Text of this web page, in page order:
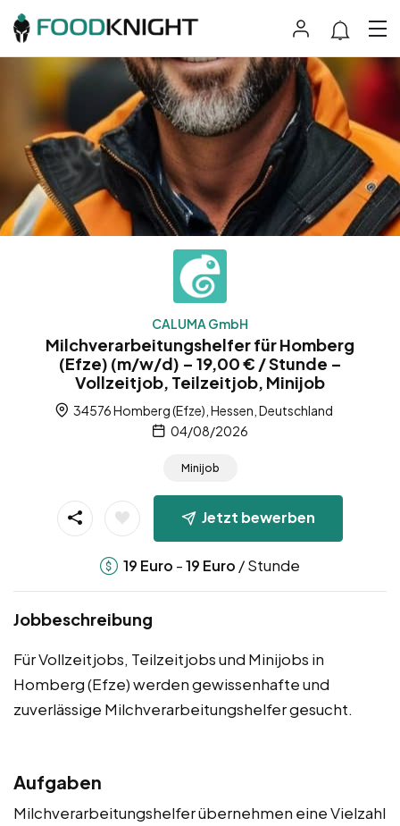
CALUMA GmbH
Milchverarbeitungshelfer für Homberg
(Efze) (m/w/d) – 19,00 € / Stunde –
Vollzeitjob, Teilzeitjob, Minijob
34576 Homberg (Efze), Hessen, Deutschland
04/08/2026
Minijob
Jetzt bewerben
19 Euro -19 Euro / Stunde
Jobbeschreibung
Für Vollzeitjobs, Teilzeitjobs und Minijobs in
Homberg (Efze) werden gewissenhafte und
zuverlässige Milchverarbeitungshelfer gesucht.
Aufgaben
Milchverarbeitungshelfer übernehmen eine Vielzahl